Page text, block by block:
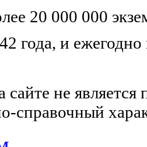
20 000 000
года, и
не
справочный